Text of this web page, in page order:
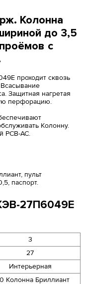
Колонна
до 3,5
с
проходит сквозь
Защитная нагретая
перфорацию.
Колонну.
PCB-AC.
пульт
паспорт.
27П6049E
3
27
Интерьерная
Колонна Бриллиант